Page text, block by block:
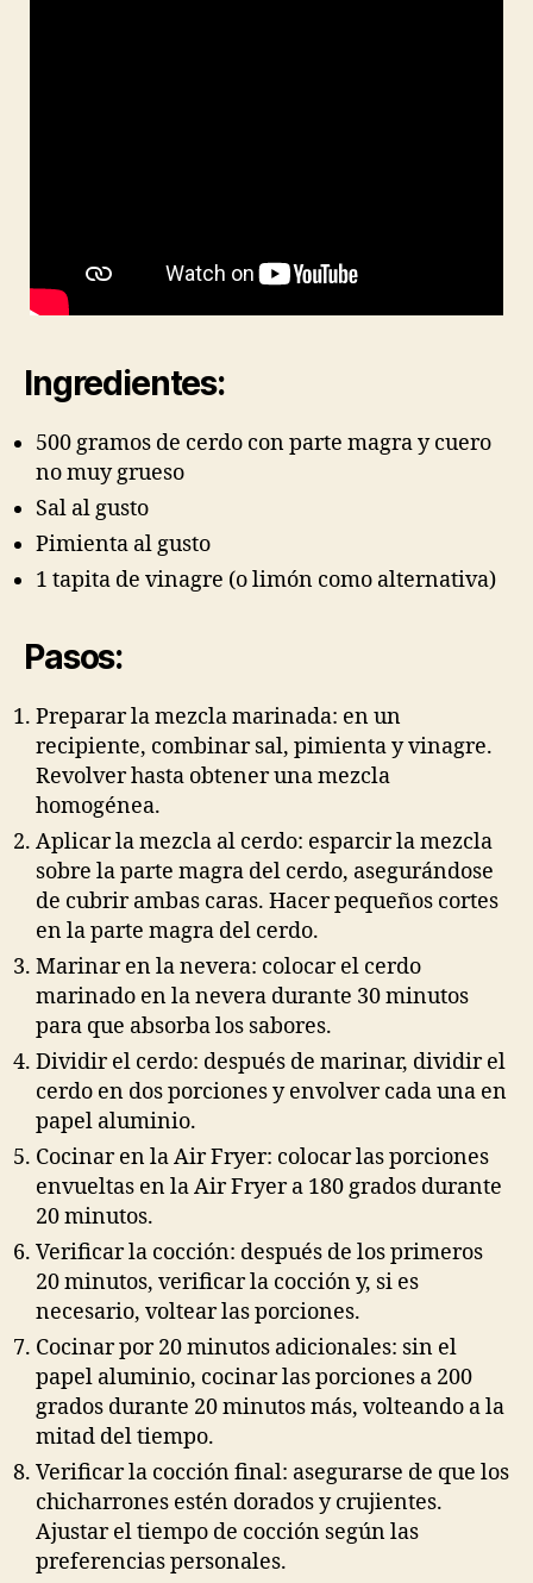
Ingredientes:
500 gramos de cerdo con parte magra y cuero
no muy grueso
Sal al gusto
Pimienta al gusto
1 tapita de vinagre (o limón como alternativa)
Pasos:
Preparar la mezcla marinada: en un
recipiente, combinar sal, pimienta y vinagre.
Revolver hasta obtener una mezcla
homogénea.
Aplicar la mezcla al cerdo: esparcir la mezcla
sobre la parte magra del cerdo, asegurándose
de cubrir ambas caras. Hacer pequeños cortes
en la parte magra del cerdo.
Marinar en la nevera: colocar el cerdo
marinado en la nevera durante 30 minutos
para que absorba los sabores.
Dividir el cerdo: después de marinar, dividir el
cerdo en dos porciones y envolver cada una en
papel aluminio.
Cocinar en la Air Fryer: colocar las porciones
envueltas en la Air Fryer a 180 grados durante
20 minutos.
Verificar la cocción: después de los primeros
20 minutos, verificar la cocción y, si es
necesario, voltear las porciones.
Cocinar por 20 minutos adicionales: sin el
papel aluminio, cocinar las porciones a 200
grados durante 20 minutos más, volteando a la
mitad del tiempo.
Verificar la cocción final: asegurarse de que los
chicharrones estén dorados y crujientes.
Ajustar el tiempo de cocción según las
preferencias personales.